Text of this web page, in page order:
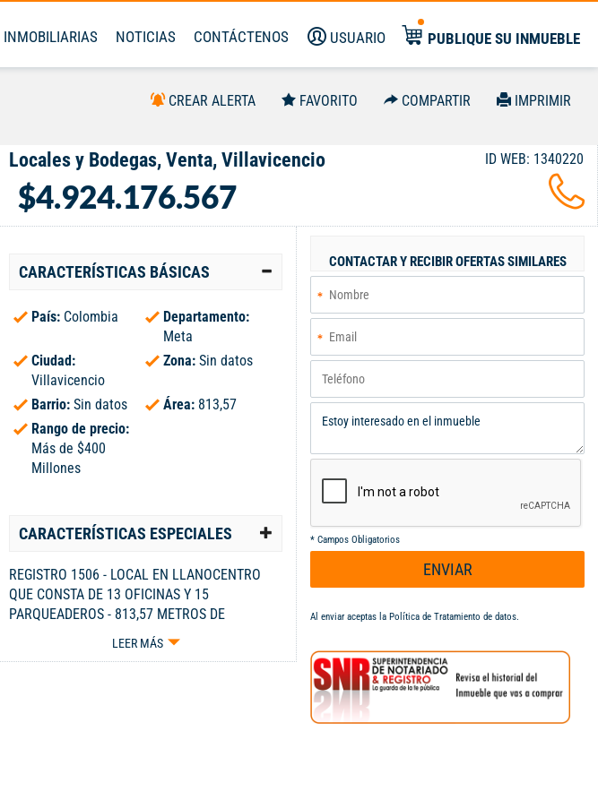
INMOBILIARIAS NOTICIAS CONTÁCTENOS USUARIO PUBLIQUE SU INMUEBLE
CREAR ALERTA FAVORITO COMPARTIR IMPRIMIR
Locales y Bodegas, Venta, Villavicencio
$4.924.176.567
ID WEB: 1340220
CARACTERÍSTICAS BÁSICAS
País: Colombia
Departamento:
Meta
Ciudad:
Villavicencio
Zona: Sin datos
Barrio: Sin datos Área: 813,57
Rango de precio:
Más de $400
Millones
CARACTERÍSTICAS ESPECIALES
REGISTRO 1506 - LOCAL EN LLANOCENTRO
QUE CONSTA DE 13 OFICINAS Y 15
PARQUEADEROS - 813,57 METROS DE
OFICINAS Y 162,67 METROS DE
PARQUEADEROS - CUOTA DE
LEER MÁS
CONTACTAR Y RECIBIR OFERTAS SIMILARES
* Campos Obligatorios
ENVIAR
Al enviar aceptas la Política de Tratamiento de datos.